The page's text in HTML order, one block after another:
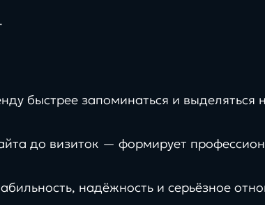
быстрее запоминаться и выделяться
до визиток — формирует
надёжность и серьёзное